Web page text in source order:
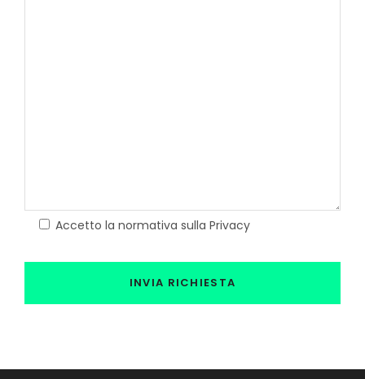
Accetto la normativa sulla Privacy